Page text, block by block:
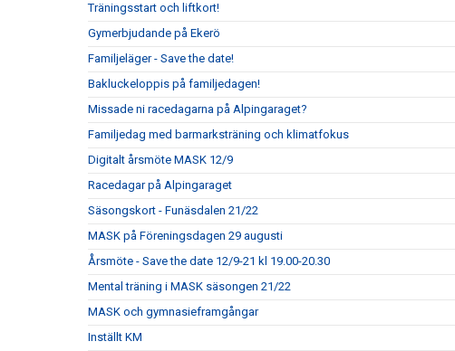
Träningsstart och liftkort!
Gymerbjudande på Ekerö
Familjeläger - Save the date!
Bakluckeloppis på familjedagen!
Missade ni racedagarna på Alpingaraget?
Familjedag med barmarksträning och klimatfokus
Digitalt årsmöte MASK 12/9
Racedagar på Alpingaraget
Säsongskort - Funäsdalen 21/22
MASK på Föreningsdagen 29 augusti
Årsmöte - Save the date 12/9-21 kl 19.00-20.30
Mental träning i MASK säsongen 21/22
MASK och gymnasieframgångar
Inställt KM